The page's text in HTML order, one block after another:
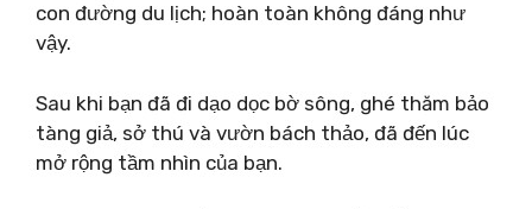
con đường du lịch; hoàn toàn không đáng như
vậy.
Sau khi bạn đã đi dạo dọc bờ sông, ghé thăm bảo
tàng giả, sở thú và vườn bách thảo, đã đến lúc
mở rộng tầm nhìn của bạn.